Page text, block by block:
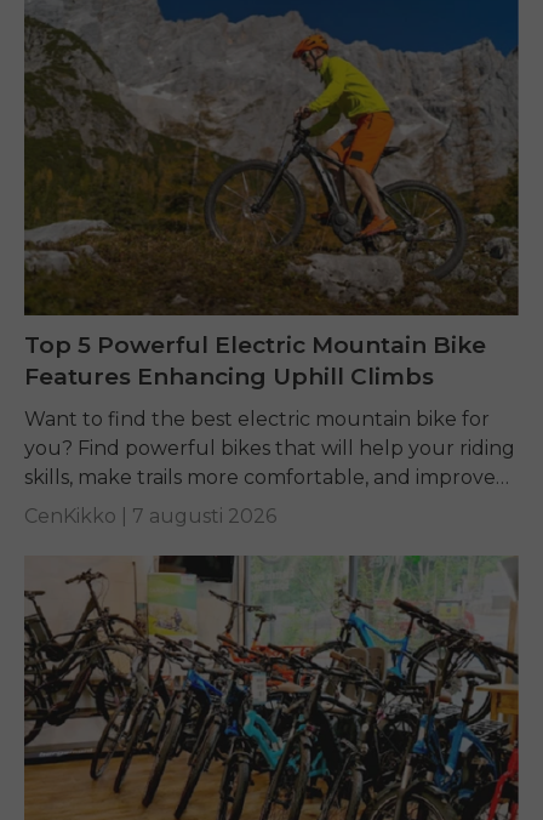
Top 5 Powerful Electric Mountain Bike
Features Enhancing Uphill Climbs
Want to find the best electric mountain bike for
you? Find powerful bikes that will help your riding
skills, make trails more comfortable, and improve
performance on any terrain.
CenKikko | 7 augusti 2026